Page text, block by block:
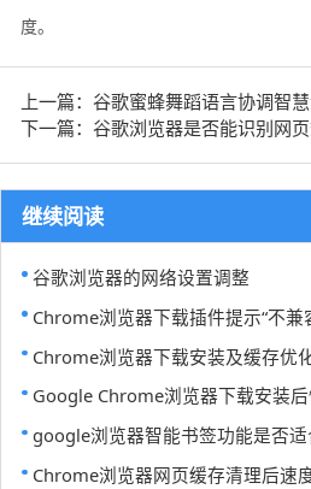
度。
上一篇：谷歌蜜蜂舞蹈语言协调智
下一篇：谷歌浏览器是否能识别网
继续阅读
谷歌浏览器的网络设置调整
Chrome浏览器下载插件提示“不兼
Chrome浏览器下载安装及缓存优
Google Chrome浏览器下载安装
google浏览器智能书签功能是否
Chrome浏览器网页缓存清理后速